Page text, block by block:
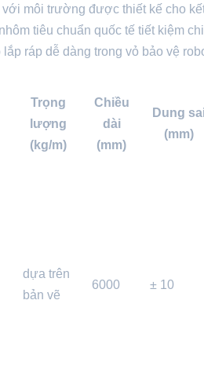
môi trường được thiết kế cho
tiêu chuẩn quốc tế tiết kiệm
ráp dễ dàng trong vỏ bảo vệ
Trọng
lượng
(kg/m)
Chiều
dài
(mm)
Dung
(mm)
dựa trên
bản vẽ
6000 ± 10